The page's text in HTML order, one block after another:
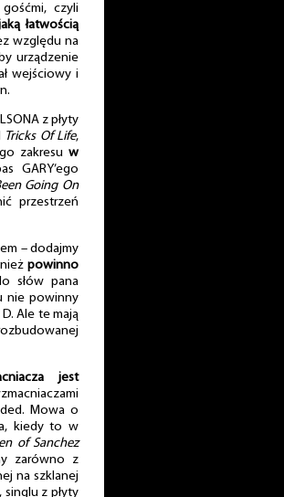
czyli
łatwością
względu na
urządzenie
wejściowy i
z płyty
Tricks Of Life,
zakresu w
GARY’ego
Going On
przestrzeń
– dodajmy
powinno
słów pana
nie powinny
Ale te mają
jest
Mowa o
kiedy to w
of Sanchez
zarówno z
na szklanej
singlu z płyty